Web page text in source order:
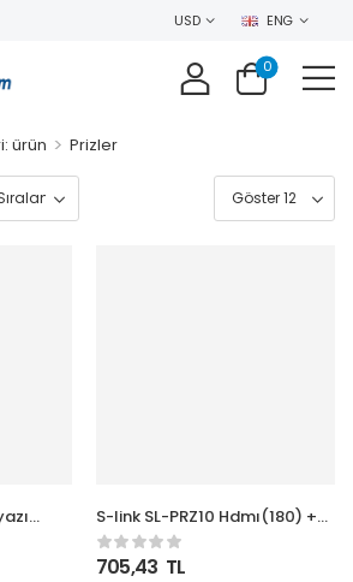
USD ENG
0
ürün > Prizler
S-link SL-PRZ10 Hdmı(180) +
vga-2 + av-2 Kanal Üst Priz
705,43 TL